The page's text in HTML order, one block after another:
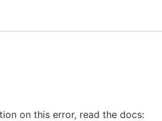
on this error, read the docs: